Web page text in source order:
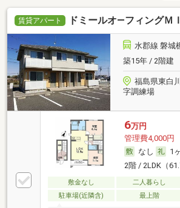
賃貸アパート ドミールオ―フィングＭ
水郡線 磐城
築15年 / 2階建
福島県東白
字調練場
6万円
管理費4,000円
なし
1
2階 / 2LDK（
敷金なし 二人暮らし
駐車場(近隣含)
最上階